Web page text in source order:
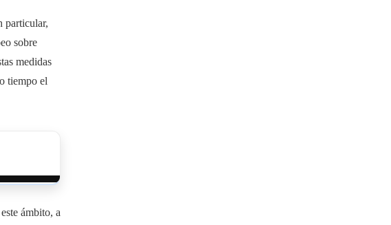
particular,
sobre
medidas
tiempo el
ámbito, a